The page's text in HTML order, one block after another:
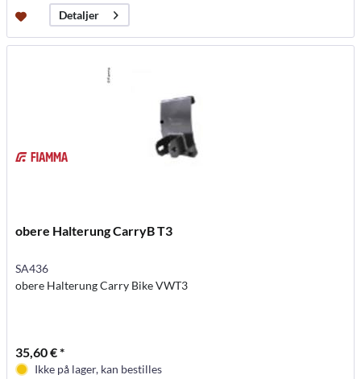
Detaljer
obere Halterung CarryB T3
SA436
obere Halterung Carry Bike VWT3
35,60 € *
Ikke på lager, kan bestilles